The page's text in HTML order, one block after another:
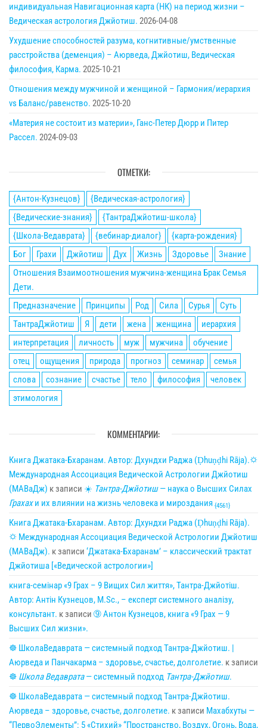
индивидуальная Навигационная карта (НК) на период жизни –
Ведическая астрология Джйотиш. 2026-04-08
Ухудшение способностей разума, когнитивные/умственные
расстройства (деменция) – Аюрведа, Джйотиш, Ведическая
философия, Карма. 2025-10-21
Отношения между мужчиной и женщиной – Гармония/иерархия
vs Баланс/равенство. 2025-10-20
«Материя не состоит из материи», Ганс-Петер Дюрр и Питер
Рассел. 2024-09-03
ОТМЕТКИ:
{Антон-Кузнецов}
{Ведическая-астрология}
{Ведические-знания}
{ТантраДжйотиш-школа}
{Школа-Ведаврата}
{вебинар-диалог}
{карта-рождения}
Бог
Грахи Джйотиш Дух Жизнь Здоровье
Знание
Отношения Взаимоотношения мужчина-женщина Брак Семья
Дети.
Предназначение
Принципы Род Сила Сурья
Суть
ТантраДжйотиш
Я дети жена женщина
иерархия
интерпретация
личность муж мужчина
обучение
отец
ощущения природа прогноз семинар
семья
слова
сознание счастье тело философия
человек
этимология
КОММЕНТАРИИ:
Книга Джатака-Бхаранам. Автор: Дхундхи Раджа (Ḍhuṇḍhi Rāja).🌣
Международная Ассоциация Ведической Астрологии Джйотиш
(МАВаДж) к записи ☀ Тантра-Джйотиш— наука о Высших Силах
Грахахи их влиянии на жизнь человека и мироздания {4561}
Книга Джатака-Бхаранам. Автор: Дхундхи Раджа (Ḍhuṇḍhi Rāja).
🌣 Международная Ассоциация Ведической Астрологии Джйотиш
(МАВаДж). к записи ‘Джатака-Бхаранам’ – классический трактат
Джйотиша [«Ведической астрологии»]
книга-семінар «9 Грах – 9 Вищих Сил життя», Тантра-Джйотіш.
Автор: Антін Кузнецов, M.Sc., – експерт системного аналізу,
консультант. к записи ➈ Антон Кузнецов, книга «9 Грах — 9
Высших Сил жизни».
☸ ШколаВедаврата — системный подход Тантра-Джйотиш. |
Аюрведа и Панчакарма – здоровье, счастье, долголетие. к записи
☸ Школа Ведаврата— системный подход Тантра-Джйотиш.
☸ ШколаВедаврата — системный подход Тантра-Джйотиш.
Аюрведа – здоровье, счастье, долголетие. к записи Махабхуты —
“ПервоЭлементы”: 5 «Стихий» “Пространство, Воздух, Огонь, Вода,